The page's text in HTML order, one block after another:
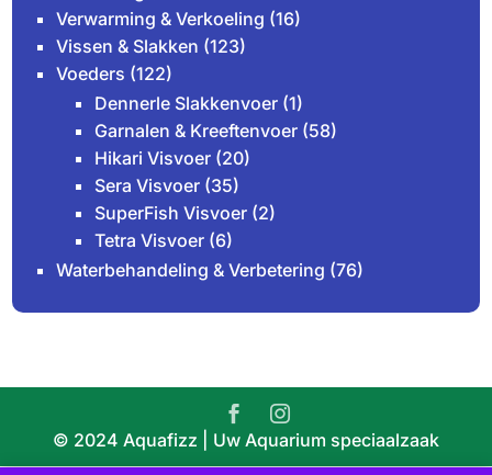
Verwarming & Verkoeling (16)
Vissen & Slakken (123)
Voeders (122)
Dennerle Slakkenvoer (1)
Garnalen & Kreeftenvoer (58)
Hikari Visvoer (20)
Sera Visvoer (35)
SuperFish Visvoer (2)
Tetra Visvoer (6)
Waterbehandeling & Verbetering (76)
© 2024 Aquafizz | Uw Aquarium speciaalzaak